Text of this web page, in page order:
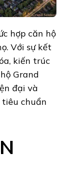
hợp căn hộ
Với sự kết
kiến trúc
Grand
đại và
chuẩn